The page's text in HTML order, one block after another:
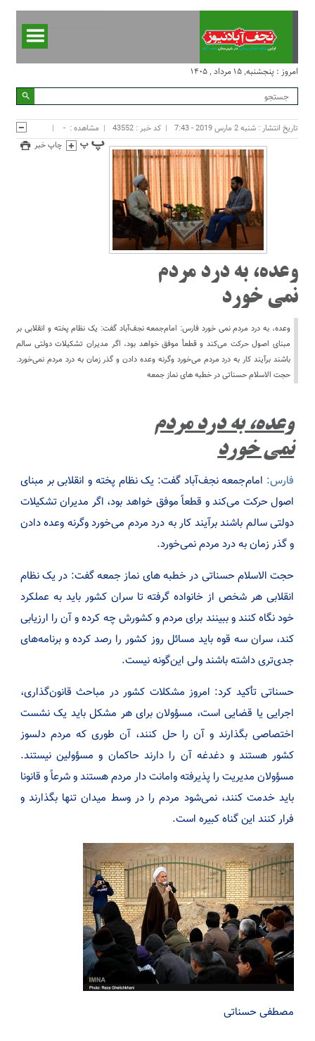
امروز : پنجشنبه, ۱۵ مرداد , ۱۴۰۵
تاریخ انتشار : شنبه 2 مارس 2019 - 7:43 کد خبر : 43552 مشاهده : -
چاپ خبر
وعده، به درد مردم
نمی خورد
وعده، به درد مردم نمی خورد فارس: امام‌جمعه نجف‌آباد گفت: یک نظام پخته و انقلابی بر
مبنای اصول حرکت می‌کند و قطعاً موفق خواهد بود، اگر مدیران تشکیلات دولتی سالم
باشند برآیند کار به درد مردم می‌خورد وگرنه وعده دادن و گذر زمان به درد مردم نمی‌خورد.
حجت الاسلام حسناتی در خطبه های نماز جمعه
وعده، به درد مردم
نمی خورد
فارس: امام‌جمعه نجف‌آباد گفت: یک نظام پخته و انقلابی بر مبنای
اصول حرکت می‌کند و قطعاً موفق خواهد بود، اگر مدیران تشکیلات
دولتی سالم باشند برآیند کار به درد مردم می‌خورد وگرنه وعده دادن
و گذر زمان به درد مردم نمی‌خورد.
حجت الاسلام حسناتی در خطبه های نماز جمعه گفت: در یک نظام
انقلابی هر شخص از خانواده گرفته تا سران کشور باید به عملکرد
خود نگاه کنند و ببینند برای مردم و کشورش چه کرده و آن را ارزیابی
کند، سران سه قوه باید مسائل روز کشور را رصد کرده و برنامه‌های
جدی‌تری داشته باشند ولی این‌گونه نیست.
حسناتی تأکید کرد: امروز مشکلات کشور در مباحث قانون‌گذاری،
اجرایی یا قضایی است، مسؤولان برای هر مشکل باید یک نشست
اختصاصی بگذارند و آن را حل کنند، آن طوری که مردم دلسوز
کشور هستند و دغدغه آن را دارند حاکمان و مسؤولین نیستند.
مسؤولان مدیریت را پذیرفته وامانت دار مردم هستند و شرعاً و قانونا
باید خدمت کنند، نمی‌شود مردم را در وسط میدان تنها بگذارند و
فرار کنند این گناه کبیره است.
مصطفی حسناتی